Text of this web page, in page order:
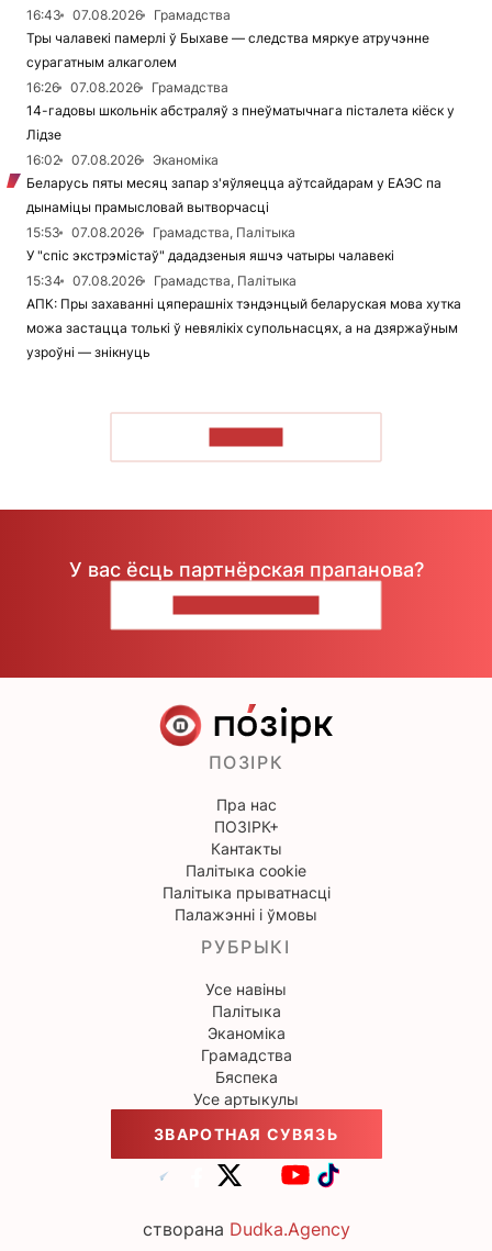
16:43
07.08.2026
Грамадства
Тры чалавекі памерлі ў Быхаве — следства мяркуе атручэнне
сурагатным алкаголем
16:26
07.08.2026
Грамадства
14-гадовы школьнік абстраляў з пнеўматычнага пісталета кіёск у
Лідзе
16:02
07.08.2026
Эканоміка
Беларусь пяты месяц запар з'яўляецца аўтсайдарам у ЕАЭС па
дынаміцы прамысловай вытворчасці
15:53
07.08.2026
Грамадства, Палітыка
У "спіс экстрэмістаў" дададзеныя яшчэ чатыры чалавекі
15:34
07.08.2026
Грамадства, Палітыка
АПК: Пры захаванні цяперашніх тэндэнцый беларуская мова хутка
можа застацца толькі ў невялікіх супольнасцях, а на дзяржаўным
узроўні — знікнуць
У вас ёсць партнёрская прапанова?
ПОЗІРК
Пра нас
ПОЗІРК+
Кантакты
Палітыка cookie
Палітыка прыватнасці
Палажэнні і ўмовы
РУБРЫКІ
Усе навіны
Палітыка
Эканоміка
Грамадства
Бяспека
Усе артыкулы
ЗВАРОТНАЯ СУВЯЗЬ
створана Dudka.Agency